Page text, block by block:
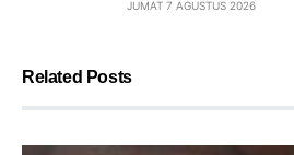
JUMAT 7 AGUSTUS 2026
Related Posts